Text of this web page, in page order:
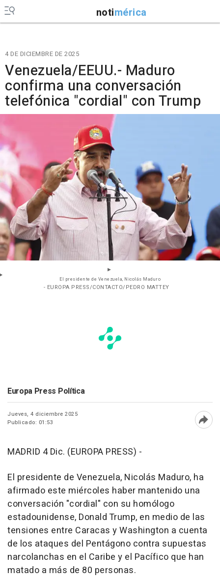
notimérica
4 DE DICIEMBRE DE 2025
Venezuela/EEUU.- Maduro
confirma una conversación
telefónica "cordial" con Trump
El presidente de Venezuela, Nicolás Maduro
- EUROPA PRESS/CONTACTO/PEDRO MATTEY
Europa Press Política
Jueves, 4 diciembre 2025
Publicado: 01:53
MADRID 4 Dic. (EUROPA PRESS) -
El presidente de Venezuela, Nicolás Maduro, ha
afirmado este miércoles haber mantenido una
conversación "cordial" con su homólogo
estadounidense, Donald Trump, en medio de las
tensiones entre Caracas y Washington a cuenta
de los ataques del Pentágono contra supuestas
narcolanchas en el Caribe y el Pacífico que han
matado a más de 80 personas.